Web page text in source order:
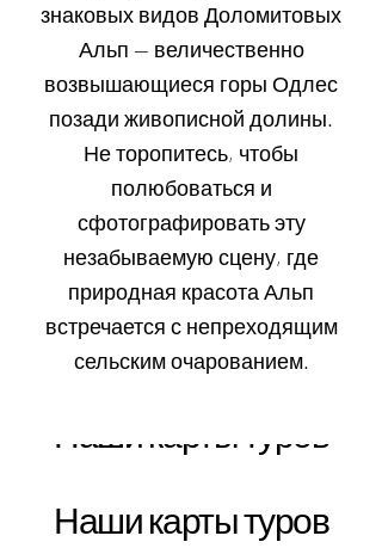
Наши карты туров
знаковых видов Доломитовых
Альп — величественно
возвышающиеся горы Одлес
позади живописной долины.
Не торопитесь, чтобы
полюбоваться и
сфотографировать эту
незабываемую сцену, где
природная красота Альп
встречается с непреходящим
сельским очарованием.
Наши карты туров